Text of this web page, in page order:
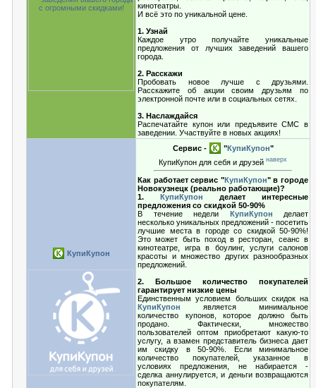
кинотеатры.
И всё это по уникальной цене.
1. Узнай
Каждое утро получайте уникальные
предложения от лучших заведений вашего
города.
2. Расскажи
Пробовать новое лучше с друзьями.
Расскажите об акции своим друзьям по
электронной почте или в социальных сетях.
3. Наслаждайся
Распечатайте купон или предъявите СМС в
заведении. Участвуйте в новых акциях!
КупиКупон
Сервис - "КупиКупон"
КупиКупон для себя и друзей наверх
Как работает сервис "КупиКупон" в городе
Новокузнецк (реально работающие)?
1. КупиКупон делает интересные
предложения со скидкой 50-90%
В течение недели КупиКупон делает
несколько уникальных предложений - посетить
лучшие места в городе со скидкой 50-90%!
Это может быть поход в ресторан, сеанс в
кинотеатре, игра в боулинг, услуги салонов
красоты и множество других разнообразных
предложений.
2. Большое количество покупателей
гарантирует низкие цены
Единственным условием больших скидок на
КупиКупон является минимальное
количество купонов, которое должно быть
продано. Фактически, множество
пользователей оптом приобретают какую-то
услугу, а взамен представитель бизнеса дает
им скидку в 50-90%. Если минимальное
количество покупателей, указанное в
условиях предложения, не набирается -
сделка аннулируется, и деньги возвращаются
покупателям.